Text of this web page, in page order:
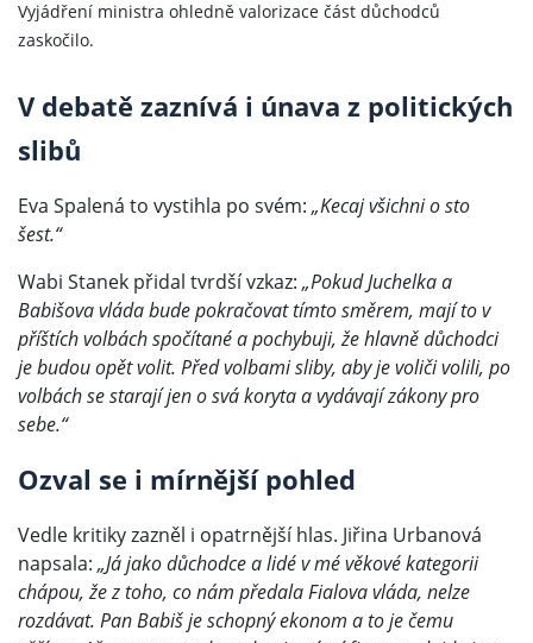
Vyjádření ministra ohledně valorizace část důchodců
zaskočilo.
V debatě zaznívá i únava z politických
slibů
Eva Spalená to vystihla po svém: „Kecaj všichni o sto
šest.“
Wabi Stanek přidal tvrdší vzkaz: „Pokud Juchelka a
Babišova vláda bude pokračovat tímto směrem, mají to v
příštích volbách spočítané a pochybuji, že hlavně důchodci
je budou opět volit. Před volbami sliby, aby je voliči volili, po
volbách se starají jen o svá koryta a vydávají zákony pro
sebe.“
Ozval se i mírnější pohled
Vedle kritiky zazněl i opatrnější hlas. Jiřina Urbanová
napsala: „Já jako důchodce a lidé v mé věkové kategorii
chápou, že z toho, co nám předala Fialova vláda, nelze
rozdávat. Pan Babiš je schopný ekonom a to je čemu